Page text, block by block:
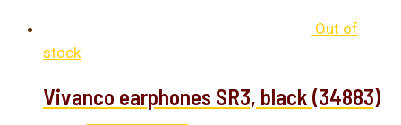
Out of
stock
Vivanco earphones SR3, black (34883)